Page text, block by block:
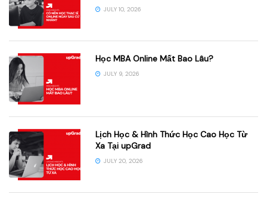
JULY 10, 2026
Học MBA Online Mất Bao Lâu?
JULY 9, 2026
Lịch Học & Hình Thức Học Cao Học Từ
Xa Tại upGrad
JULY 20, 2026